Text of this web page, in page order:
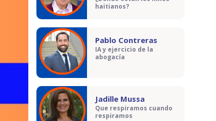
haitianos?
Pablo Contreras
IA y ejercicio de la
abogacía
Jadille Mussa
Que respiramos cuando
respiramos